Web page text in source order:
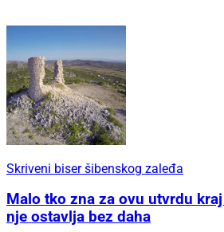
Skriveni biser šibenskog zaleđa
Malo tko zna za ovu utvrdu
nje ostavlja bez daha